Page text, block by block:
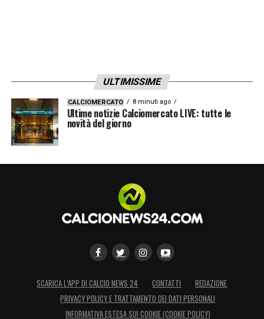
ULTIMISSIME
CALCIOMERCATO 8 minuti ago
Ultime notizie Calciomercato LIVE: tutte le
novità del giorno
SCARICA L’APP DI CALCIO NEWS 24 CONTATTI
REDAZIONE
PRIVACY POLICY E TRATTAMENTO DEI DATI PERSONALI
INFORMATIVA ESTESA SUI COOKIE (COOKIE POLICY)